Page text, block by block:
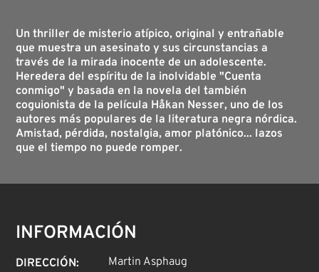
Un thriller de misterio atípico, original y entrañable
que muestra un asesinato y sus circunstancias a
través de la mirada inocente de un adolescente.
Heredera del espíritu de la inolvidable "Cuenta
conmigo" y basada en la novela del también
coguionista de la película Håkan Nesser, uno de los
autores más populares de la literatura negra nórdica.
Amistad, pérdida, nostalgia, amor platónico... lazos
que el tiempo no puede romper.
INFORMACIÓN
DIRECCIÓN:
Martin Asphaug